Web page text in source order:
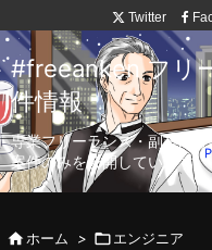
Twitter
#freeanken フリ
件情報
専業フリーランス・副業向
案件のみを公開しています。
ホーム > エンジニア